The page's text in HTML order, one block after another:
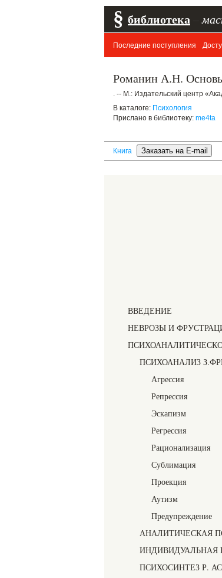
§ библиотека
Последние поступления
Романин А.Н. Основы
. -- М.: Издательский центр
В каталоге: Психология
Прислано в библиотеку: me4ta
Книга
ВВЕДЕНИЕ
НЕВРОЗЫ И
ПСИХОАНАЛИЗ
Агрессия
Репрессия
Эскапизм
Регрессия
Рационализация
Сублимация
Проекция
Аутизм
Предупреждение
АНАЛИТИЧЕСКАЯ
ИНДИВИДУАЛЬНАЯ
ПСИХОСИНТЕЗ Р.